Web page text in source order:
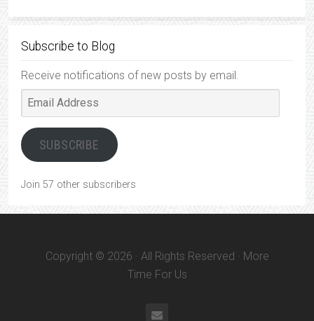
Subscribe to Blog
Receive notifications of new posts by email.
Email
Address
SUBSCRIBE
Join 57 other subscribers
Copyright © 2026 · All Rights Reserved · More
Time For Us